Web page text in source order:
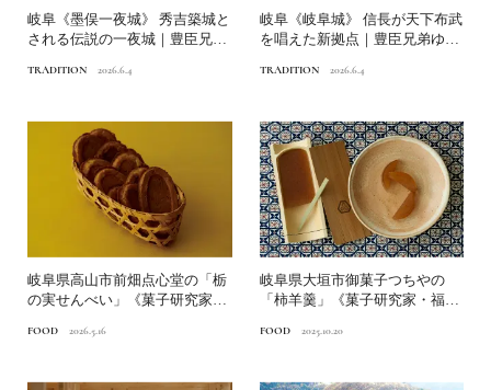
岐阜《墨俣一夜城》 秀吉築城と
される伝説の一夜城｜豊臣兄弟
TRADITION 2026.6.4
岐阜《岐阜城》 信長が天下布武
を唱えた新拠点｜豊臣兄弟ゆか
TRADITION 2026.6.4
岐阜県高山市前畑点心堂の「栃
の実せんべい」《菓子研究家・
FOOD 2026.5.16
岐阜県大垣市御菓子つちやの
「柿羊羹」《菓子研究家・福田
FOOD 2025.10.20